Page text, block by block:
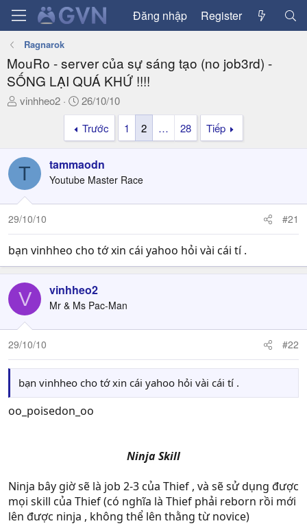
Đăng nhập Register
Ragnarok
MouRo - server của sự sáng tạo (no job3rd) -
SỐNG LẠI QUÁ KHỨ !!!!
T
a
d
s
t
a
e
vinhheo2
N
g
à
y
ử
i
26/10/10
Trước
1 2 … 28 Tiếp
T tammaodn
Youtube Master Race
29/10/10 #21
bạn vinhheo cho tớ xin cái yahoo hỏi vài cái tí .
V vinhheo2
Mr & Ms Pac-Man
29/10/10 #22
bạn vinhheo cho tớ xin cái yahoo hỏi vài cái tí .
oo_poisedon_oo
Ninja Skill​
Ninja bây giờ sẽ là job 2-3 của Thief , và sẽ sử dụng được
mọi skill của Thief (có nghĩa là Thief phải reborn rồi mới
lên được ninja , không thể lên thằng từ novice)